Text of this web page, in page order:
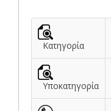
Κατηγορία
Υποκατηγορία